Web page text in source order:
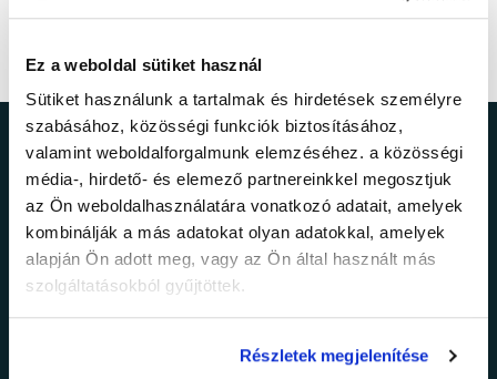
Ez a weboldal sütiket használ
Sütiket használunk a tartalmak és hirdetések személyre
szabásához, közösségi funkciók biztosításához,
valamint weboldalforgalmunk elemzéséhez. a közösségi
média-, hirdető- és elemező partnereinkkel megosztjuk
az Ön weboldalhasználatára vonatkozó adatait, amelyek
kombinálják a más adatokat olyan adatokkal, amelyek
alapján Ön adott meg, vagy az Ön által használt más
szolgáltatásokból gyűjtöttek.
Részletek megjelenítése
Ne maradj le a
legfrissebb
információkról!
legfrissebb híreinkről és időszakos